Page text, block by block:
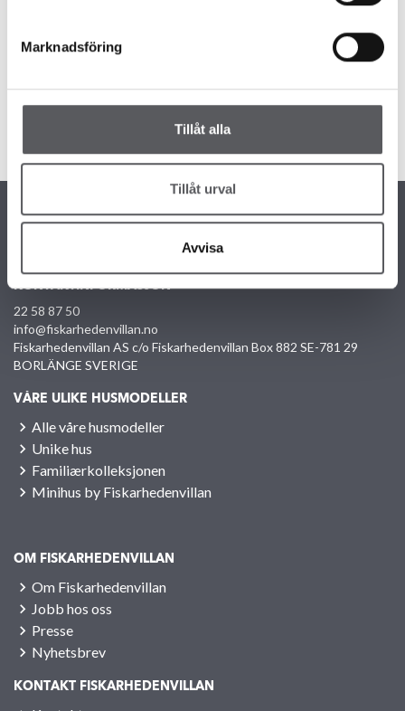
Marknadsföring
Tillåt alla
Tillåt urval
Avvisa
Messer Nyheter
MØT OSS PÅ BOLIGMESSEN I TRONDHEIM
7 år siden
KONTAKTINFORMASJON
22 58 87 50
info@fiskarhedenvillan.no
Fiskarhedenvillan AS c/o Fiskarhedenvillan Box 882 SE-781 29
BORLÄNGE SVERIGE
VÅRE ULIKE HUSMODELLER
Alle våre husmodeller
Unike hus
Familiærkolleksjonen
Minihus by Fiskarhedenvillan
OM FISKARHEDENVILLAN
Om Fiskarhedenvillan
Jobb hos oss
Presse
Nyhetsbrev
KONTAKT FISKARHEDENVILLAN